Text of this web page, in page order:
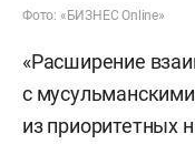
Фото: «БИЗНЕС Online»
«Расширение
с
из приоритетных